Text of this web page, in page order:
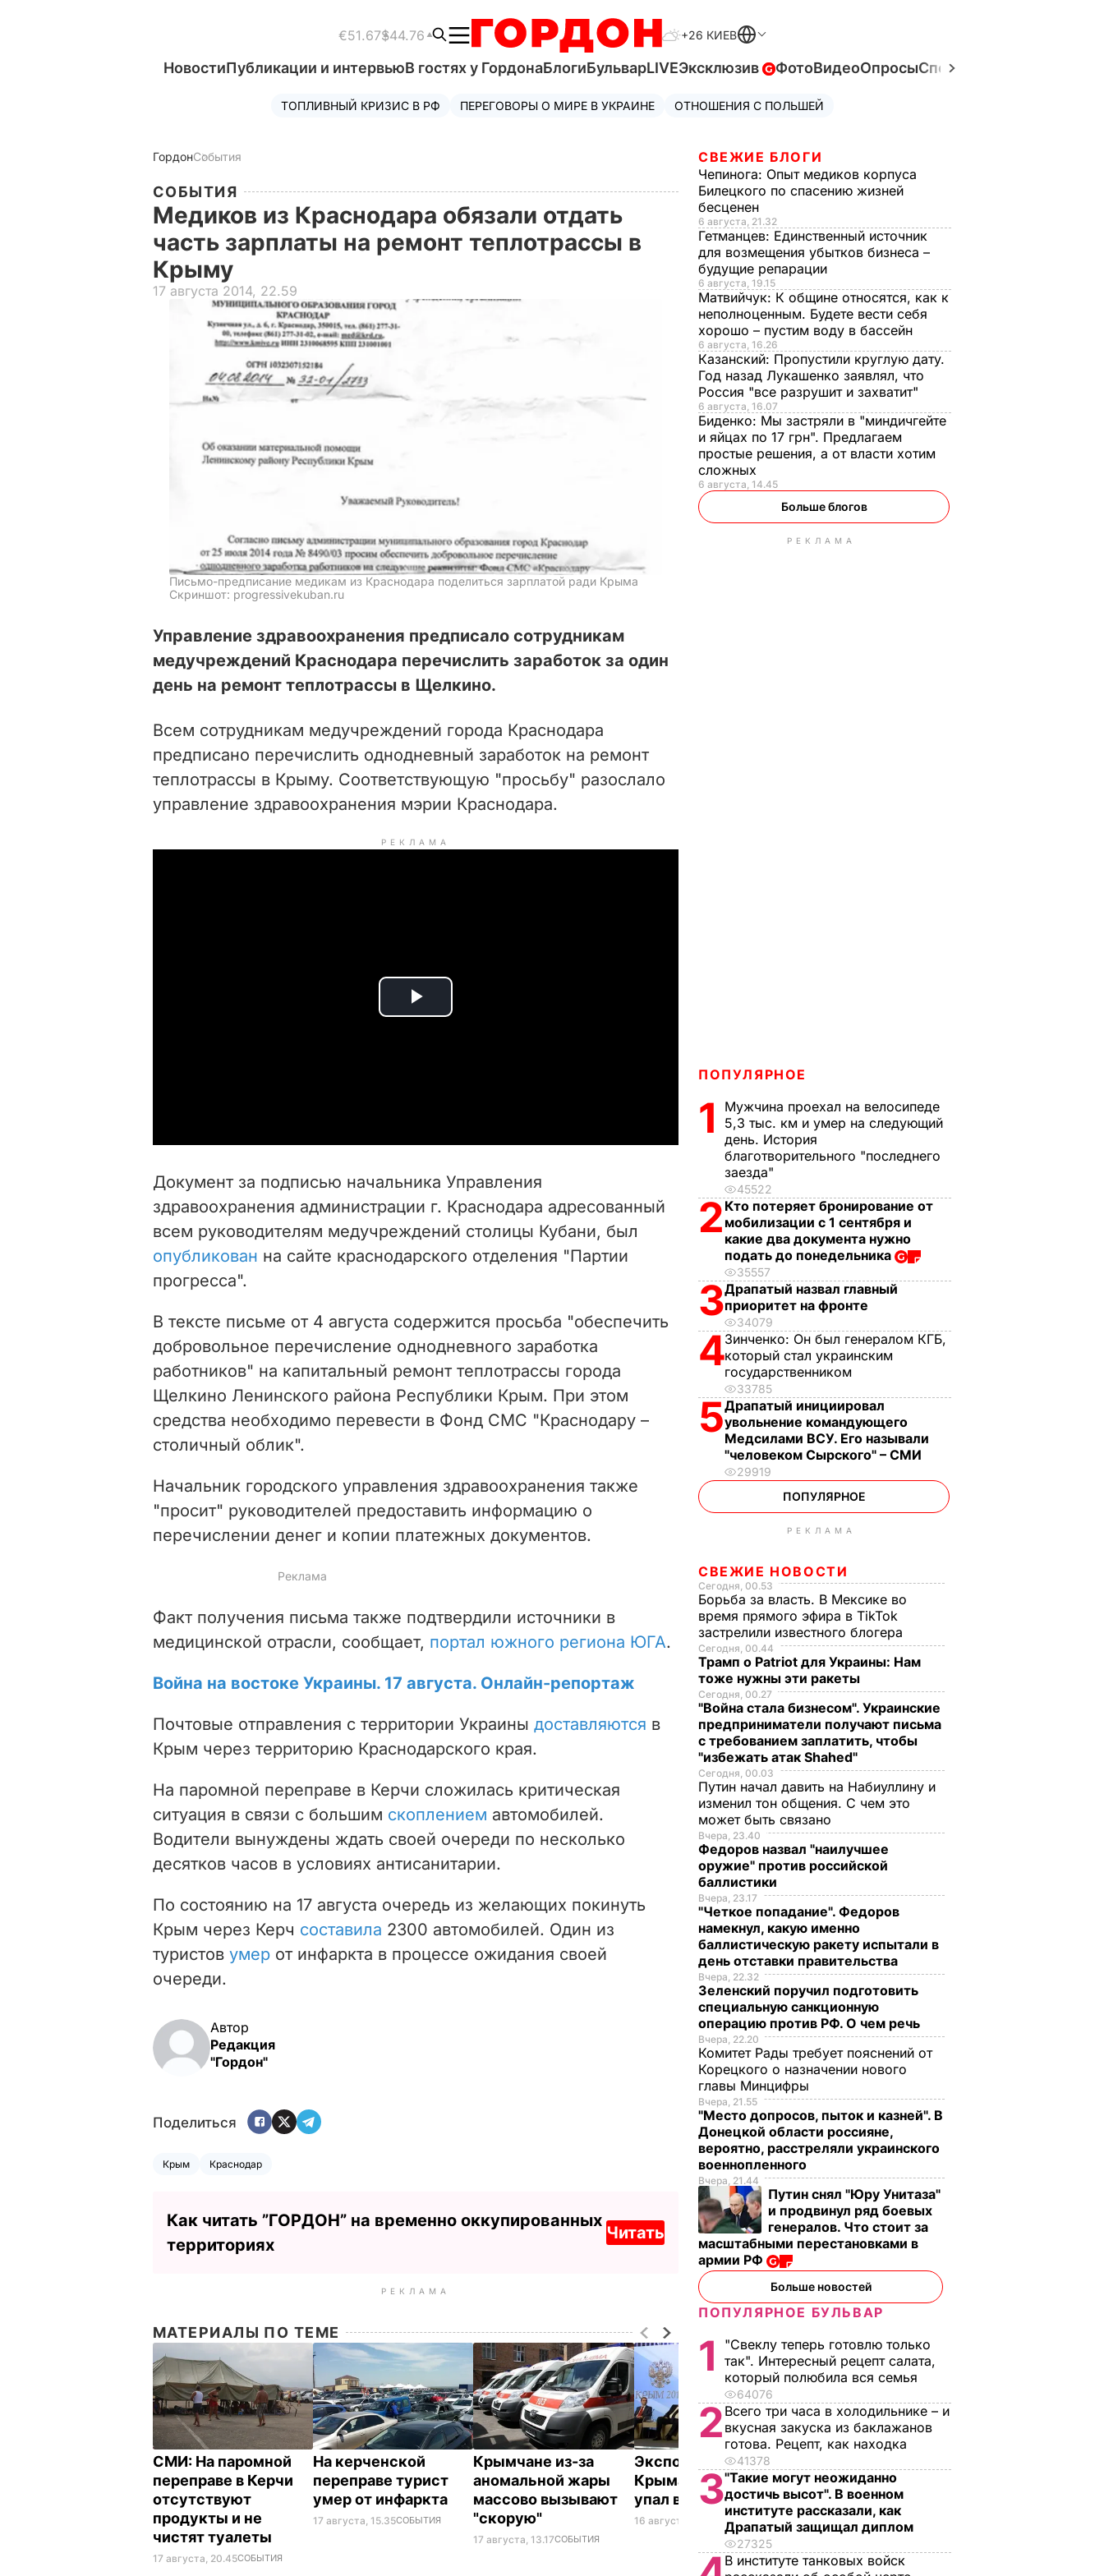
€51.67$44.76 +26 КИЕВ
НовостиПубликации и интервьюВ гостях у ГордонаБлогиБульварLIVEЭксклюзив ФотоВидеоОпросыСпецпроекты
ТОПЛИВНЫЙ КРИЗИС В РФ ПЕРЕГОВОРЫ О МИРЕ В УКРАИНЕ ОТНОШЕНИЯ С ПОЛЬШЕЙ
ГордонСобытия
СОБЫТИЯ
Медиков из Краснодара обязали отдать
часть зарплаты на ремонт теплотрассы в
Крыму
17 августа 2014, 22.59
Письмо-предписание медикам из Краснодара поделиться зарплатой ради Крыма
Скриншот: progressivekuban.ru
Управление здравоохранения предписало сотрудникам
медучреждений Краснодара перечислить заработок за один
день на ремонт теплотрассы в Щелкино.
Всем сотрудникам медучреждений города Краснодара
предписано перечислить однодневный заработок на ремонт
теплотрассы в Крыму. Соответствующую "просьбу" разослало
управление здравоохранения мэрии Краснодара.
РЕКЛАМА
P
i
d
o
Документ за подписью начальника Управления
здравоохранения администрации г. Краснодара адресованный
всем руководителям медучреждений столицы Кубани, был
опубликован на сайте краснодарского отделения "Партии
прогресса".
В тексте письме от 4 августа содержится просьба "обеспечить
добровольное перечисление однодневного заработка
работников" на капитальный ремонт теплотрассы города
Щелкино Ленинского района Республики Крым. При этом
средства необходимо перевести в Фонд СМС "Краснодару –
столичный облик".
Начальник городского управления здравоохранения также
"просит" руководителей предоставить информацию о
перечислении денег и копии платежных документов.
Факт получения письма также подтвердили источники в
медицинской отрасли, сообщает, портал южного региона ЮГА.
Война на востоке Украины. 17 августа. Онлайн-репортаж
Почтовые отправления с территории Украины доставляются в
Крым через территорию Краснодарского края.
На паромной переправе в Керчи сложилась критическая
ситуация в связи с большим скоплением автомобилей.
Водители вынуждены ждать своей очереди по несколько
десятков часов в условиях антисанитарии.
По состоянию на 17 августа очередь из желающих покинуть
Крым через Керч составила 2300 автомобилей. Один из
туристов умер от инфаркта в процессе ожидания своей
очереди.
Автор
Редакция
"Гордон"
Поделиться
Крым Краснодар
Как читать ”ГОРДОН” на временно оккупированных
территориях
Читать
РЕКЛАМА
МАТЕРИАЛЫ ПО ТЕМЕ
СМИ: На паромной
переправе в Керчи
отсутствуют
продукты и не
чистят туалеты
17 августа, 20.45СОБЫТИЯ
На керченской
переправе турист
умер от инфаркта
17 августа, 15.35СОБЫТИЯ
Крымчане из-за
аномальной жары
массово вызывают
"скорую"
17 августа, 13.17СОБЫТИЯ
Экспорт товаров из
Крыма в страны ЕС
упал в 251 раз
16 августа, 17.55 СОБЫТИЯ
вице-премьера РФ:
Ежедневно в Крым
приезжает около
750 фур с
украинскими
СВЕЖИЕ БЛОГИ
Чепинога: Опыт медиков корпуса
Билецкого по спасению жизней
бесценен
6 августа, 21.32
Гетманцев: Единственный источник
для возмещения убытков бизнеса –
будущие репарации
6 августа, 19.15
Матвийчук: К общине относятся, как к
неполноценным. Будете вести себя
хорошо – пустим воду в бассейн
6 августа, 16.26
Казанский: Пропустили круглую дату.
Год назад Лукашенко заявлял, что
Россия "все разрушит и захватит"
6 августа, 16.07
Биденко: Мы застряли в "миндичгейте
и яйцах по 17 грн". Предлагаем
простые решения, а от власти хотим
сложных
6 августа, 14.45
Больше блогов
РЕКЛАМА
ПОПУЛЯРНОЕ
1
Мужчина проехал на велосипеде
5,3 тыс. км и умер на следующий
день. История
благотворительного "последнего
заезда"
45522
2 Кто потеряет бронирование от
мобилизации с 1 сентября и
какие два документа нужно
подать до понедельника
35557
3Драпатый назвал главный
приоритет на фронте
34079
4Зинченко: Он был генералом КГБ,
который стал украинским
государственником
33785
5Драпатый инициировал
увольнение командующего
Медсилами ВСУ. Его называли
"человеком Сырского" – СМИ
29919
ПОПУЛЯРНОЕ
РЕКЛАМА
СВЕЖИЕ НОВОСТИ
Сегодня, 00.53
Борьба за власть. В Мексике во
время прямого эфира в TikTok
застрелили известного блогера
Сегодня, 00.44
Трамп о Patriot для Украины: Нам
тоже нужны эти ракеты
Сегодня, 00.27
"Война стала бизнесом". Украинские
предприниматели получают письма
с требованием заплатить, чтобы
"избежать атак Shahed"
Сегодня, 00.03
Путин начал давить на Набиуллину и
изменил тон общения. С чем это
может быть связано
Вчера, 23.40
Федоров назвал "наилучшее
оружие" против российской
баллистики
Вчера, 23.17
"Четкое попадание". Федоров
намекнул, какую именно
баллистическую ракету испытали в
день отставки правительства
Вчера, 22.32
Зеленский поручил подготовить
специальную санкционную
операцию против РФ. О чем речь
Вчера, 22.20
Комитет Рады требует пояснений от
Корецкого о назначении нового
главы Минцифры
Вчера, 21.55
"Место допросов, пыток и казней". В
Донецкой области россияне,
вероятно, расстреляли украинского
военнопленного
Вчера, 21.44
Путин снял "Юру Унитаза"
и продвинул ряд боевых
генералов. Что стоит за
масштабными перестановками в
армии РФ
Больше новостей
ПОПУЛЯРНОЕ БУЛЬВАР
1
"Свеклу теперь готовлю только
так". Интересный рецепт салата,
который полюбила вся семья
64076
2 Всего три часа в холодильнике – и
вкусная закуска из баклажанов
готова. Рецепт, как находка
41378
3"Такие могут неожиданно
достичь высот". В военном
институте рассказали, как
Драпатый защищал диплом
27325
В институте танковых войск